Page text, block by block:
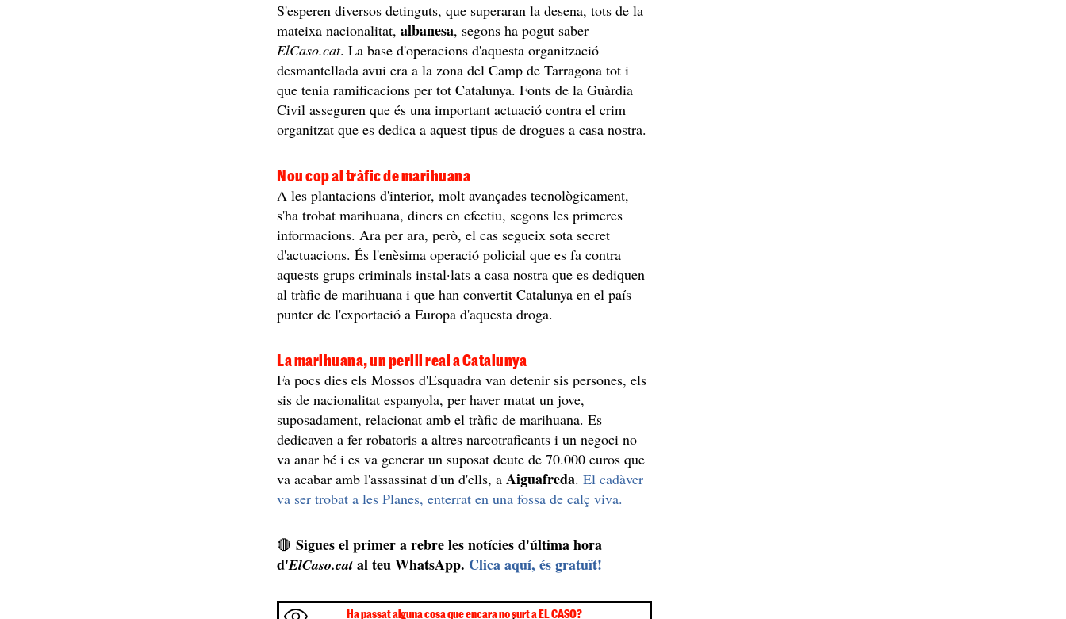
S'esperen diversos detinguts, que superaran la desena, tots de la
mateixa nacionalitat,albanesa, segons ha pogut saber
ElCaso.cat. La base d'operacions d'aquesta organització
desmantellada avui era a la zona del Camp de Tarragona tot i
que tenia ramificacions per tot Catalunya. Fonts de la Guàrdia
Civil asseguren que és una important actuació contra el crim
organitzat que es dedica a aquest tipus de drogues a casa nostra.
Nou cop al tràfic de marihuana
A les plantacions d'interior, molt avançades tecnològicament,
s'ha trobat marihuana, diners en efectiu, segons les primeres
informacions. Ara per ara, però, el cas segueix sota secret
d'actuacions. És l'enèsima operació policial que es fa contra
aquests grups criminals instal·lats a casa nostra que es dediquen
al tràfic de marihuana i que han convertit Catalunya en el país
punter de l'exportació a Europa d'aquesta droga.
La marihuana, un perill real a Catalunya
Fa pocs dies els Mossos d'Esquadra van detenir sis persones, els
sis de nacionalitat espanyola, per haver matat un jove,
suposadament, relacionat amb el tràfic de marihuana. Es
dedicaven a fer robatoris a altres narcotraficants i un negoci no
va anar bé i es va generar un suposat deute de 70.000 euros que
va acabar amb l'assassinat d'un d'ells, aAiguafreda.El cadàver
va ser trobat a les Planes, enterrat en una fossa de calç viva.
🔴Sigues el primer a rebre les notícies d'última hora
d'ElCaso.cat al teu WhatsApp. Clica aquí, és gratuït!
Ha passat alguna cosa que encara no surt a EL CASO?